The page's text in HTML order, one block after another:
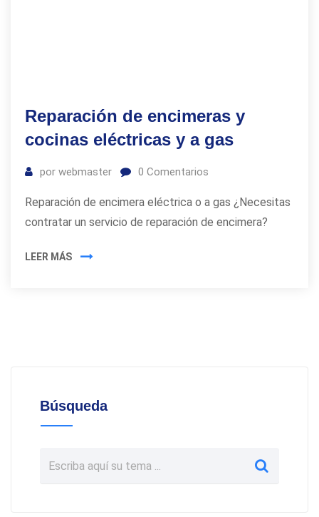
Reparación de encimeras y
cocinas eléctricas y a gas
por webmaster 0 Comentarios
Reparación de encimera eléctrica o a gas ¿Necesitas
contratar un servicio de reparación de encimera?
LEER MÁS
Búsqueda